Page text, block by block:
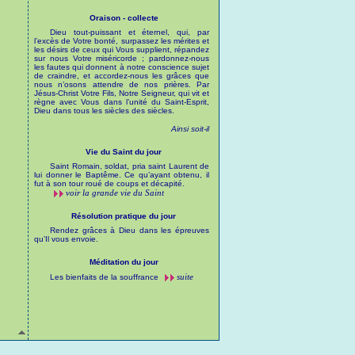
Oraison - collecte
Dieu tout-puissant et éternel, qui, par
l’excès de Votre bonté, surpassez les mérites et
les désirs de ceux qui Vous supplient, répandez
sur nous Votre miséricorde ; pardonnez-nous
les fautes qui donnent à notre conscience sujet
de craindre, et accordez-nous les grâces que
nous n’osons attendre de nos prières. Par
Jésus-Christ Votre Fils, Notre Seigneur, qui vit et
règne avec Vous dans l’unité du Saint-Esprit,
Dieu dans tous les siècles des siècles.
Ainsi soit-il
Vie du Saint du jour
Saint Romain, soldat, pria saint Laurent de
lui donner le Baptême. Ce qu’ayant obtenu, il
fut à son tour roué de coups et décapité.
voir la grande vie du Saint
Résolution pratique du jour
Rendez grâces à Dieu dans les épreuves
qu’Il vous envoie.
Méditation du jour
Les bienfaits de la souffrance
suite